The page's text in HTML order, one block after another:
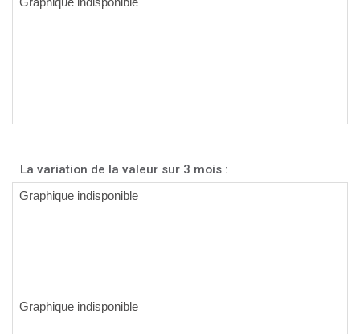
La variation de la valeur sur 3 mois :